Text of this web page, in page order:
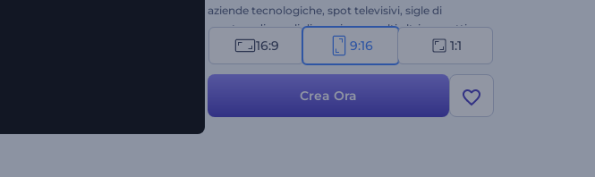
aziende tecnologiche, spot televisivi, sigle di
apertura di canali di gaming e molti altri progetti
creativi. Provalo subito!
16:9 9:16 1:1
Crea Ora